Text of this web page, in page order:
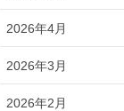
2026年4月
2026年3月
2026年2月